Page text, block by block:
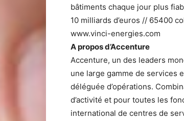
bâtiments chaque jour plus
10 milliards d’euros // 65400
www.vinci-energies.com
A propos d’Accenture
Accenture, un des leaders
une large gamme de services
déléguée d’opérations.
d’activité et pour toutes les
international de centres de